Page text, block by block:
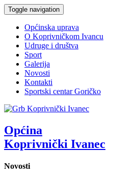
Toggle navigation
Općinska uprava
O Koprivničkom Ivancu
Udruge i društva
Sport
Galerija
Novosti
Kontakti
Sportski centar Goričko
Općina
Koprivnički Ivanec
Novosti